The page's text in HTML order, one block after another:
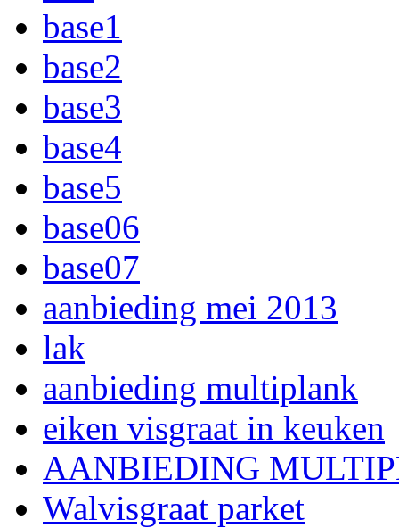
base1
base2
base3
base4
base5
base06
base07
aanbieding mei 2013
lak
aanbieding multiplank
eiken visgraat in keuken
AANBIEDING
Walvisgraat parket